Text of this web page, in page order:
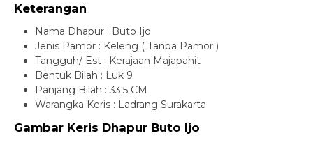
Keterangan
Nama Dhapur : Buto Ijo
Jenis Pamor : Keleng ( Tanpa Pamor )
Tangguh/ Est : Kerajaan Majapahit
Bentuk Bilah : Luk 9
Panjang Bilah : 33.5 CM
Warangka Keris : Ladrang Surakarta
Gambar Keris Dhapur Buto Ijo